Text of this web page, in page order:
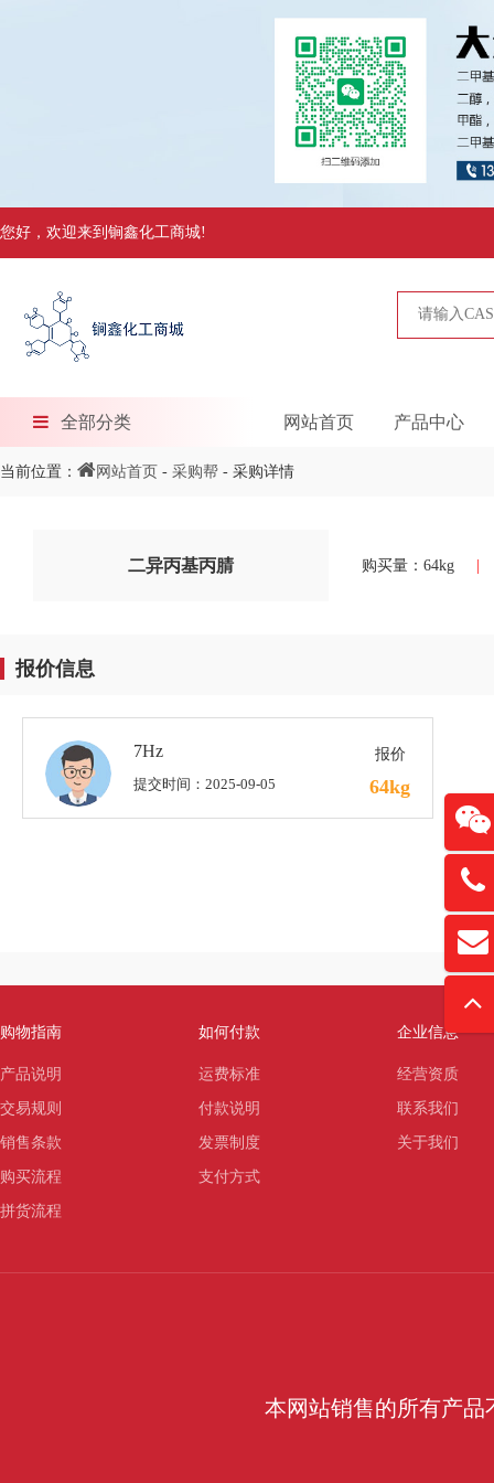
您好，欢迎来到锏鑫化工商城!
全部分类 网站首页 产品中心
当前位置： 网站首页 - 采购帮 - 采购详情
二异丙基丙腈 购买量：64kg
报价信息
7Hz
提交时间：2025-09-05
报价
64kg
购物指南
产品说明
交易规则
销售条款
购买流程
拼货流程
如何付款
运费标准
付款说明
发票制度
支付方式
企业信息
经营资质
联系我们
关于我们
本网站销售的所有产